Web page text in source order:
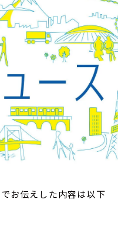
でお伝えした内容は以下